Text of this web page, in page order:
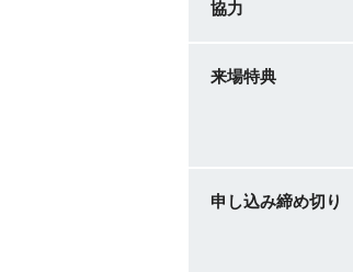
協力
来場特典
申し込み締め切り